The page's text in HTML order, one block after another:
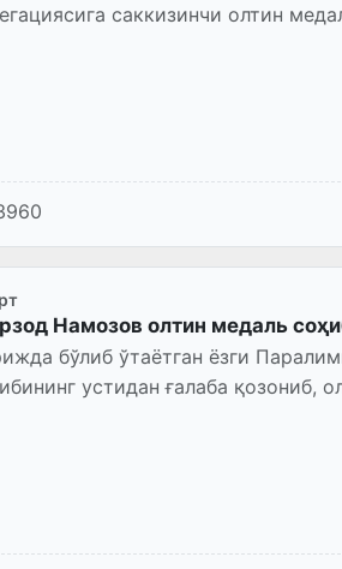
саккизинчи олтин
Намозов олтин медаль
бўлиб ўтаётган ёзги
устидан ғалаба қозониб,